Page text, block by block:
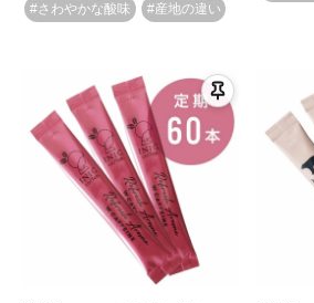
#さわやかな酸味 #産地の違い